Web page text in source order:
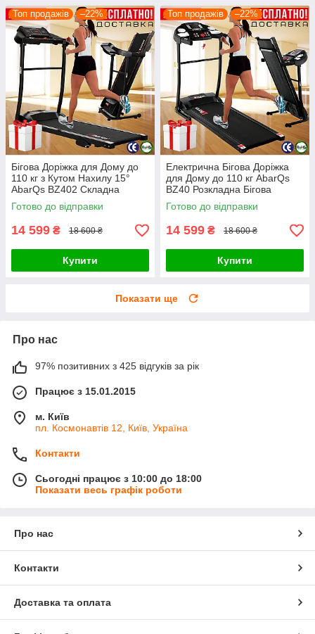
Топ продажів –22%
Бігова Доріжка для Дому до
110 кг з Кутом Нахилу 15°
AbarQs BZ402 Складна
Бігова Доріжка Електрична 2
к.с. Польща
Готово до відправки
14 599 ₴ 18 600 ₴
Купити
Топ продажів –22%
Електрична Бігова Доріжка
для Дому до 110 кг AbarQs
BZ40 Розкладна Бігова
Доріжка 2 к.с. Польща
Готово до відправки
14 599 ₴ 18 600 ₴
Купити
Показати ще
Про нас
97% позитивних з 425 відгуків за рік
Працює з 15.01.2015
м. Київ
пл. Космонавтів 12, Київ, Україна
Контакти
Сьогодні працює з 10:00 до 18:00
Показати весь графік роботи
Про нас
Контакти
Доставка та оплата